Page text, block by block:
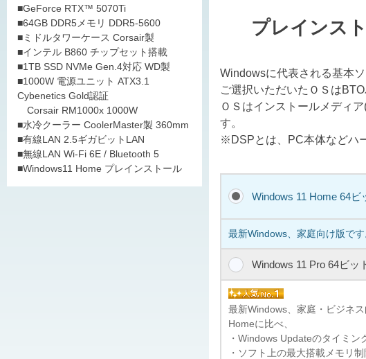
■GeForce RTX™ 5070Ti
■64GB DDR5メモリ DDR5-5600
■ミドルタワーケース Corsair製
■インテル B860 チップセット搭載
■1TB SSD NVMe Gen.4対応 WD製
■1000W 電源ユニット ATX3.1
Cybenetics Gold認証
Corsair RM1000x 1000W
■水冷クーラー CoolerMaster製 360mm
■有線LAN 2.5ギガビットLAN
■無線LAN Wi-Fi 6E / Bluetooth 5
■Windows11 Home プレインストール
プレインス
Windowsに代表される基本
ご選択いただいたＯＳは
ＯＳはインストールメディ
す。
※DSPとは、PC本体などハ
Windows 11 Home 64ビ
最新Windows、家庭向け版です
Windows 11 Pro 64ビッ
最新Windows、家庭・ビジネ
Homeに比べ、
・Windows Updateのタイミ
・ソフト上の最大搭載メモリ